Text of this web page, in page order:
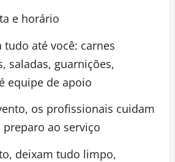
e horário
tudo até você: carnes
saladas, guarnições,
equipe de apoio
os profissionais cuidam
ao serviço
deixam tudo limpo,